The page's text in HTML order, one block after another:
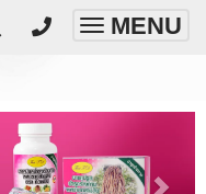
Toggle
MENU